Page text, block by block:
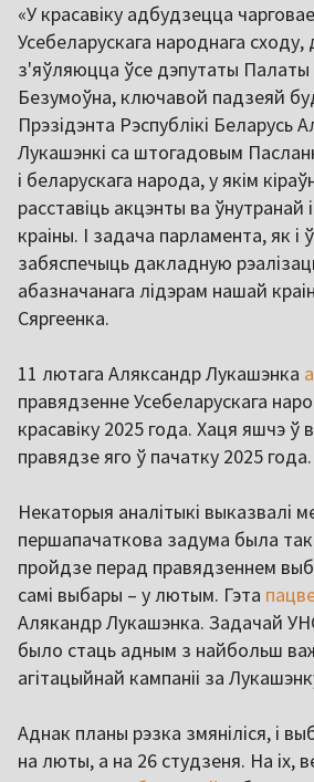
«У красавіку адбудзецца
Усебеларускага народнага сходу,
з'яўляюцца ўсе дэпутаты Палаты
Безумоўна, ключавой падзеяй
Прэзідэнта Рэспублікі Беларусь
Лукашэнкі са штогадовым
і беларускага народа, у якім
расставіць акцэнты ва
краіны. І задача парламента, як і
забяспечыць дакладную
абазначанага лідэрам нашай
Сяргеенка.
11 лютага Аляксандр Лукашэнка
правядзенне Усебеларускага
красавіку 2025 года. Хаця яшчэ ў
правядзе яго ў пачатку 2025 года.
Некаторыя аналітыкі выказвалі
першапачаткова задума была
пройдзе перад правядзеннем
самі выбары – у лютым. Гэта
Алякандр Лукашэнка. Задачай
было стаць адным з найбольш
агітацыйнай кампаніі за
Аднак планы рэзка змяніліся, і
на люты, а на 26 студзеня. На іх,